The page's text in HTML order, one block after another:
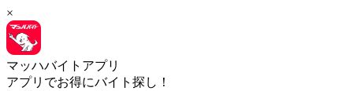
×
マッハバイトアプリ
アプリでお得にバイト探し！